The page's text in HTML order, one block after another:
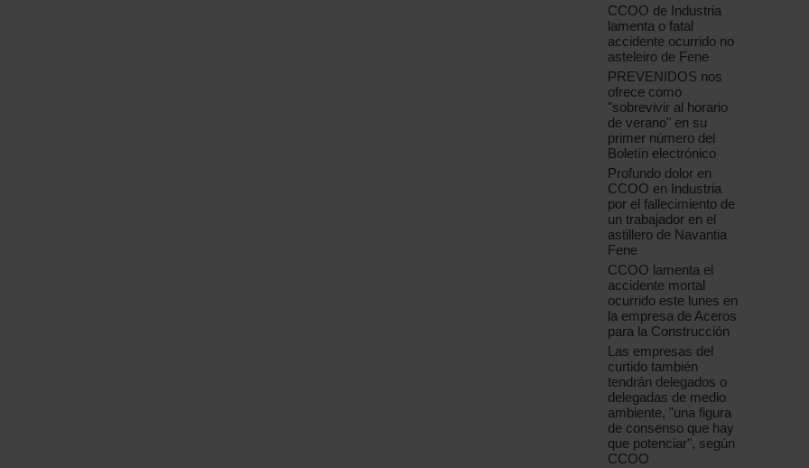
CCOO de Industria
lamenta o fatal
accidente ocurrido no
asteleiro de Fene
PREVENIDOS nos
ofrece como
"sobrevivir al horario
de verano" en su
primer número del
Boletín electrónico
Profundo dolor en
CCOO en Industria
por el fallecimiento de
un trabajador en el
astillero de Navantia
Fene
CCOO lamenta el
accidente mortal
ocurrido este lunes en
la empresa de Aceros
para la Construcción
Las empresas del
curtido también
tendrán delegados o
delegadas de medio
ambiente, "una figura
de consenso que hay
que potenciar", según
CCOO